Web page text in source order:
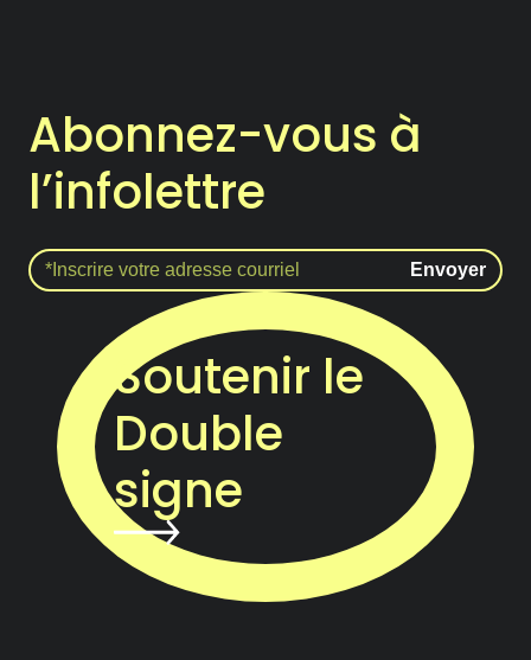
Desjardins fait la paire
Abonnez-vous à
l’infolettre
Soutenir le
Double
signe